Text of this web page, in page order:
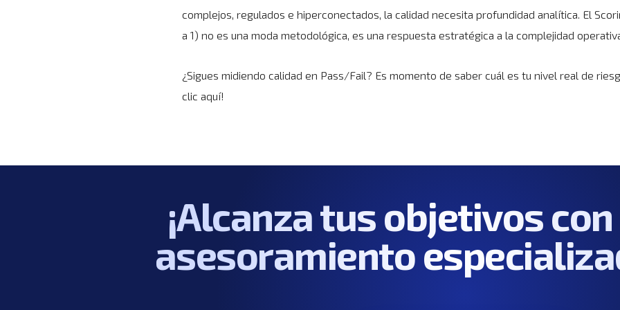
complejos, regulados e hiperconectados, la calidad necesita profundidad analítica. El
a 1) no es una moda metodológica, es una respuesta estratégica a la complejidad
¿Sigues midiendo calidad en Pass/Fail? Es momento de saber cuál es tu nivel real de
clic aquí!
¡Alcanza tus objetivos
asesoramiento